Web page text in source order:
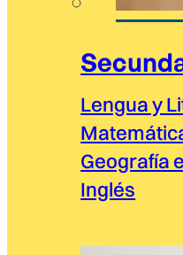
Lengua y
Geografía
Inglés